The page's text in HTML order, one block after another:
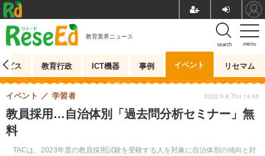
menu
search
教育業界ニュース
ビス 教育行政 ICT機器 事例 イベント リセマム
教員採用…自治体別「過去問分析セミナー」無
料
TACは、2023年度の教員採用試験を受験する人を対象に自治体別の傾向と対
イベント 学習者 2022.9.8 Thu 14:45